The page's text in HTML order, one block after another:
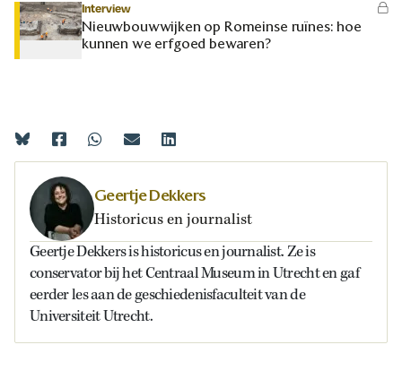
Interview
Nieuwbouwwijken op Romeinse ruïnes: hoe
kunnen we erfgoed bewaren?
Geertje Dekkers
Historicus en journalist
Geertje Dekkers is historicus en journalist. Ze is
conservator bij het Centraal Museum in Utrecht en gaf
eerder les aan de geschiedenisfaculteit van de
Universiteit Utrecht.